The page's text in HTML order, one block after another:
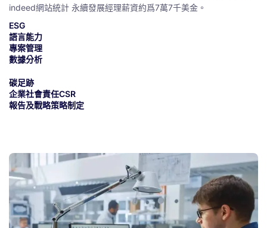
indeed網站統計 永續發展經理薪資約爲7萬7千美金。
ESG
語言能力
專案管理
數據分析
碳足跡
企業社會責任CSR
報告及戰略策略制定